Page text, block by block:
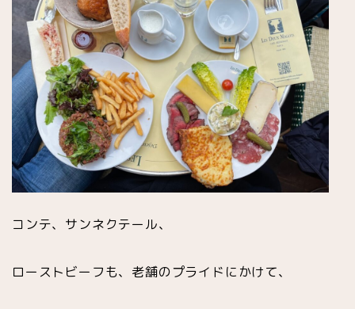
コンテ、サンネクテール、
ローストビーフも、老舗のプライドにかけて、